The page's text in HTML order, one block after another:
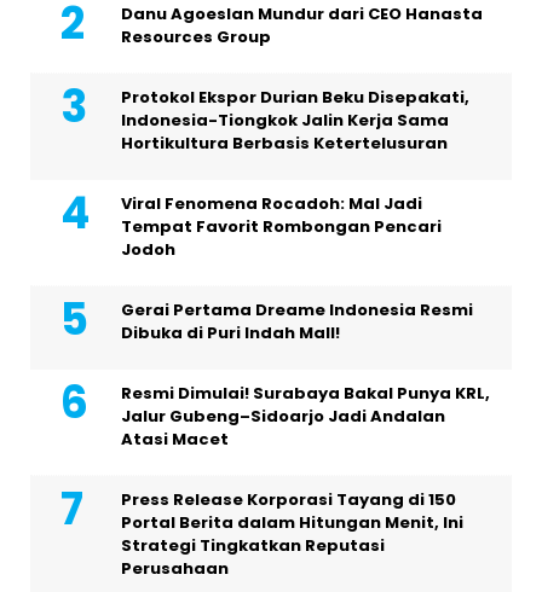
Danu Agoeslan Mundur dari CEO Hanasta
Resources Group
Protokol Ekspor Durian Beku Disepakati,
Indonesia-Tiongkok Jalin Kerja Sama
Hortikultura Berbasis Ketertelusuran
Viral Fenomena Rocadoh: Mal Jadi
Tempat Favorit Rombongan Pencari
Jodoh
Gerai Pertama Dreame Indonesia Resmi
Dibuka di Puri Indah Mall!
Resmi Dimulai! Surabaya Bakal Punya KRL,
Jalur Gubeng–Sidoarjo Jadi Andalan
Atasi Macet
Press Release Korporasi Tayang di 150
Portal Berita dalam Hitungan Menit, Ini
Strategi Tingkatkan Reputasi
Perusahaan